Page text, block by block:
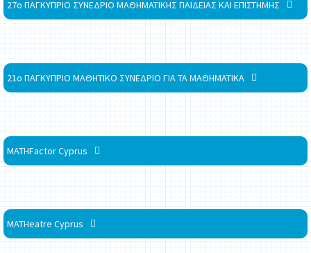
27ο ΠΑΓΚΥΠΡΙΟ ΣΥΝΕΔΡΙΟ ΜΑΘΗΜΑΤΙΚΗΣ ΠΑΙΔΕΙΑΣ ΚΑΙ ΕΠΙΣΤΗΜΗΣ
21ο ΠΑΓΚΥΠΡΙΟ ΜΑΘΗΤΙΚΟ ΣΥΝΕΔΡΙΟ ΓΙΑ ΤΑ ΜΑΘΗΜΑΤΙΚΑ
MATHFactor Cyprus
MATHeatre Cyprus